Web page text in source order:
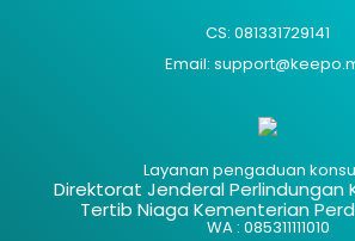
CS: 081331729141
Email:
Layanan pengaduan
Direktorat Jenderal Perlindungan
Tertib Niaga Kementerian
WA : 085311111010